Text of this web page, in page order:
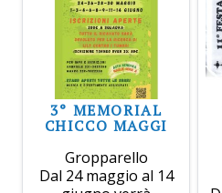
3° MEMORIAL
CHICCO MAGGI
Gropparello
Dal 24 maggio al 14